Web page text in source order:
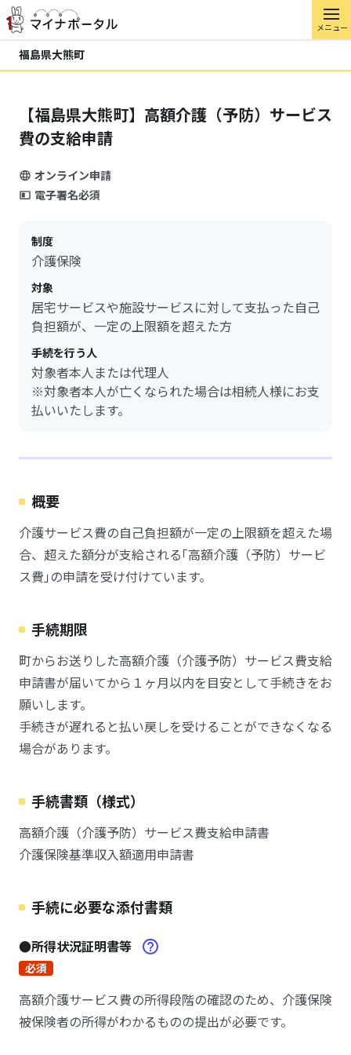
メニュー
福島県大熊町
【福島県大熊町】高額介護（予防）サービス
費の支給申請
オンライン申請
電子署名必須
制度
介護保険
対象
居宅サービスや施設サービスに対して支払った自己
負担額が、一定の上限額を超えた方
手続を行う人
対象者本人または代理人
※対象者本人が亡くなられた場合は相続人様にお支
払いいたします。
概要
介護サービス費の自己負担額が一定の上限額を超えた場
合、超えた額分が支給される｢高額介護（予防）サービ
ス費｣の申請を受け付けています。
手続期限
町からお送りした高額介護（介護予防）サービス費支給
申請書が届いてから１ヶ月以内を目安として手続きをお
願いします。
手続きが遅れると払い戻しを受けることができなくなる
場合があります。
手続書類（様式）
高額介護（介護予防）サービス費支給申請書
介護保険基準収入額適用申請書
手続に必要な添付書類
●所得状況証明書等
必須
高額介護サービス費の所得段階の確認のため、介護保険
被保険者の所得がわかるものの提出が必要です。